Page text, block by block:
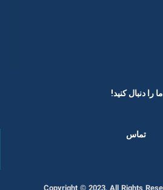
ما را دنبال کنید! ​
تماس